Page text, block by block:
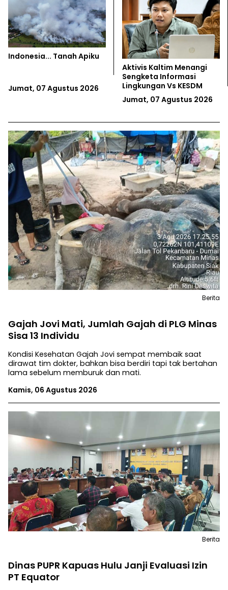
Indonesia... Tanah Apiku
Jumat, 07 Agustus 2026
Aktivis Kaltim Menangi
Sengketa Informasi
Lingkungan Vs KESDM
Jumat, 07 Agustus 2026
Gajah Jovi Mati, Jumlah Gajah di PLG Minas
Sisa 13 Individu
Kondisi Kesehatan Gajah Jovi sempat membaik saat
dirawat tim dokter, bahkan bisa berdiri tapi tak bertahan
lama sebelum memburuk dan mati.
Kamis, 06 Agustus 2026
Berita
Dinas PUPR Kapuas Hulu Janji Evaluasi Izin
PT Equator
Berita